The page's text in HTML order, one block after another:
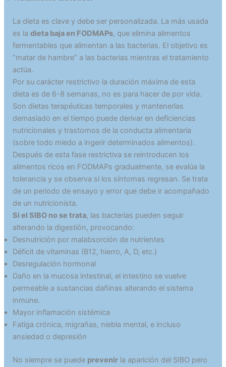
La dieta es clave y debe ser personalizada. La más usada
es ladieta baja en FODMAPs, que elimina alimentos
fermentables que alimentan a las bacterias. El objetivo es
“matar de hambre” a las bacterias mientras el tratamiento
actúa.
Por su carácter restrictivo la duración máxima de esta
dieta es de 6-8 semanas, no es para hacer de por vida.
Son dietas terapéuticas temporales y mantenerlas
demasiado en el tiempo puede derivar en deficiencias
nutricionales y trastornos de la conducta alimentaria
(sobre todo miedo a ingerir determinados alimentos).
Después de esta fase restrictiva se reintroducen los
alimentos ricos en FODMAPs gradualmente, se evalúa la
tolerancia y se observa si los síntomas regresan. Se trata
de un periodo de ensayo y error que debe ir acompañado
de un nutricionista.
Si el SIBO no se trata, las bacterias pueden seguir
alterando la digestión, provocando:
Desnutrición por malabsorción de nutrientes
Déficit de vitaminas (B12, hierro, A, D, etc.)
Desregulación hormonal
Daño en la mucosa intestinal, el intestino se vuelve
permeable a sustancias dañinas alterando el sistema
inmune.
Mayor inflamación sistémica
Fatiga crónica, migrañas, niebla mental, e incluso
ansiedad o depresión
No siempre se puede prevenir la aparición del SIBO pero